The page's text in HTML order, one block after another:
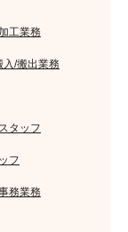
工業務
入/搬出業務
タッフ
フ
務業務